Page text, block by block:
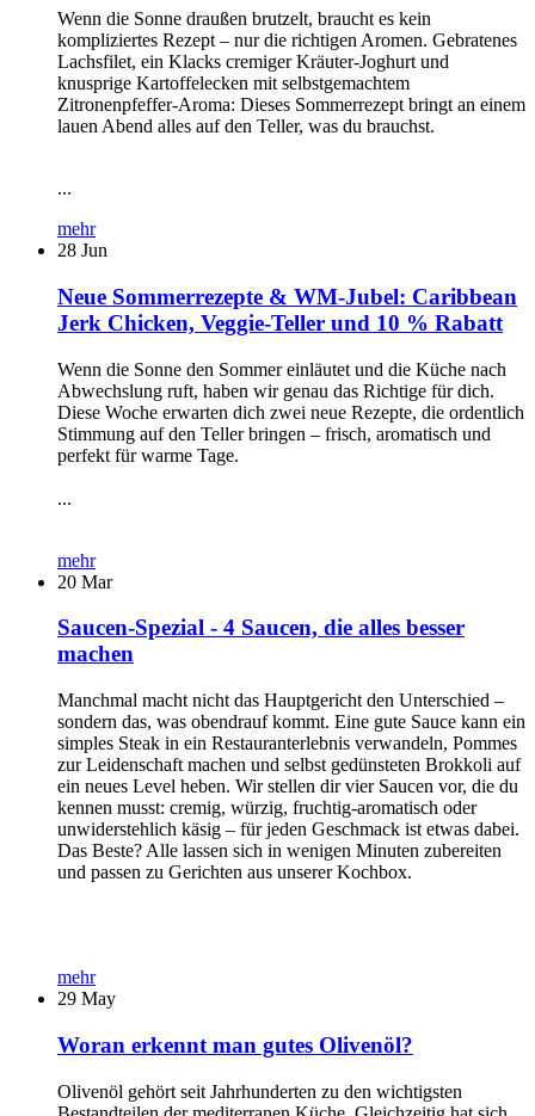
Wenn die Sonne draußen brutzelt, braucht es kein
kompliziertes Rezept – nur die richtigen Aromen. Gebratenes
Lachsfilet, ein Klacks cremiger Kräuter-Joghurt und
knusprige Kartoffelecken mit selbstgemachtem
Zitronenpfeffer-Aroma: Dieses Sommerrezept bringt an einem
lauen Abend alles auf den Teller, was du brauchst.
...
mehr
28 Jun
Neue Sommerrezepte & WM-Jubel: Caribbean
Jerk Chicken, Veggie-Teller und 10 % Rabatt
Wenn die Sonne den Sommer einläutet und die Küche nach
Abwechslung ruft, haben wir genau das Richtige für dich.
Diese Woche erwarten dich zwei neue Rezepte, die ordentlich
Stimmung auf den Teller bringen – frisch, aromatisch und
perfekt für warme Tage.
...
mehr
20 Mar
Saucen-Spezial - 4 Saucen, die alles besser
machen
Manchmal macht nicht das Hauptgericht den Unterschied –
sondern das, was obendrauf kommt. Eine gute Sauce kann ein
simples Steak in ein Restauranterlebnis verwandeln, Pommes
zur Leidenschaft machen und selbst gedünsteten Brokkoli auf
ein neues Level heben. Wir stellen dir vier Saucen vor, die du
kennen musst: cremig, würzig, fruchtig-aromatisch oder
unwiderstehlich käsig – für jeden Geschmack ist etwas dabei.
Das Beste? Alle lassen sich in wenigen Minuten zubereiten
und passen zu Gerichten aus unserer Kochbox.
mehr
29 May
Woran erkennt man gutes Olivenöl?
Olivenöl gehört seit Jahrhunderten zu den wichtigsten